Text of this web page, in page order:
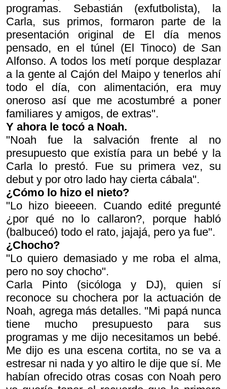
programas. Sebastián (exfutbolista), la
Carla, sus primos, formaron parte de la
presentación original de El día menos
pensado, en el túnel (El Tinoco) de San
Alfonso. A todos los metí porque desplazar
a la gente al Cajón del Maipo y tenerlos ahí
todo el día, con alimentación, era muy
oneroso así que me acostumbré a poner
familiares y amigos, de extras".
Y ahora le tocó a Noah.
"Noah fue la salvación frente al no
presupuesto que existía para un bebé y la
Carla lo prestó. Fue su primera vez, su
debut y por otro lado hay cierta cábala".
¿Cómo lo hizo el nieto?
"Lo hizo bieeeen. Cuando edité pregunté
¿por qué no lo callaron?, porque habló
(balbuceó) todo el rato, jajajá, pero ya fue".
¿Chocho?
"Lo quiero demasiado y me roba el alma,
pero no soy chocho".
Carla Pinto (sicóloga y DJ), quien sí
reconoce su chochera por la actuación de
Noah, agrega más detalles. "Mi papá nunca
tiene mucho presupuesto para sus
programas y me dijo necesitamos un bebé.
Me dijo es una escena cortita, no se va a
estresar ni naday yo altiro le dije que sí. Me
habían ofrecido otras cosas con Noah pero